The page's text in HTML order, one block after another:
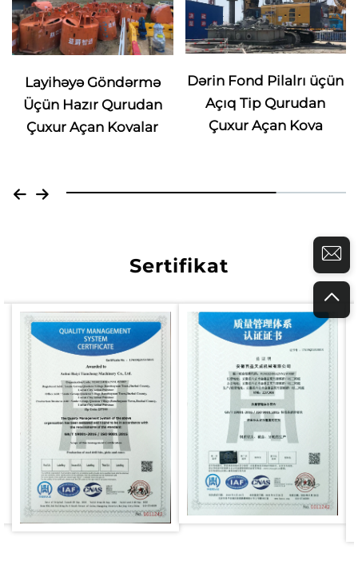
Dərin Fond Pilalrı üçün
Açıq Tip Qurudan
Çuxur Açan Kova
Tikinti Fondunda Açıq
Tip Qurudan Çuxur
Açan Kova
Sertifikat